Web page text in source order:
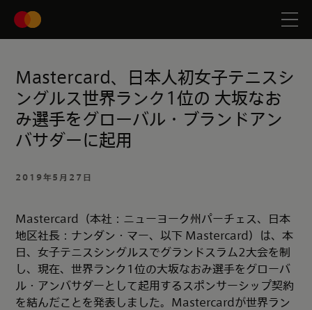
Mastercard、日本人初女子テニスシ
ングルス世界ランク1位の 大坂なお
み選手をグローバル・ブランドアン
バサダーに起用
2019年5月27日
Mastercard（本社：ニューヨーク州パーチェス、日本
地区社長：ナンダン・マー、以下 Mastercard）は、本
日、女子テニスシングルスでグランドスラム2大会を制
し、現在、世界ランク1位の大坂なおみ選手をグローバ
ル・アンバサダーとして起用するスポンサーシップ契約
を結んだことを発表しました。Mastercardが世界ラン